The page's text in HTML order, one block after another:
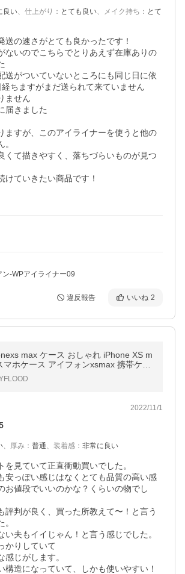
良い、 仕上がり ： とても良い、 メイク持ち ： とて
送の速さがとても良かったです！
ないのでこちらでとりあえず在庫ありの
送がついていないところにも同じ日に依
ちますがまだ送られて来ていません
ません
届きました
ますが、このアイライナーを使うと他の
くて描きやすく、落ちづらいものが見つ
けていきたい商品です！
-WPアイライナー09
違反報告 いいね 2
max ケース おしゃれ iPhone XS m
マホケース アイフォンxsmax 携帯ケー
イホンx iphone 10 ケース ショルダー
型 肩掛け ストラップ
2022/11/1
、 厚み ： 普通、 装着感 ： 非常に良い
を見ていて正直衝動買いでした。
安っぽい感じはなくとても品質の高い感
お値段でいいのかな？くらいの物でし
評判が良く、買った所教えて〜！と言う
い夫もイイじゃん！と言う感じでした。
かりしていて
感じがします。
構造になっていて、しかも使いやすい！